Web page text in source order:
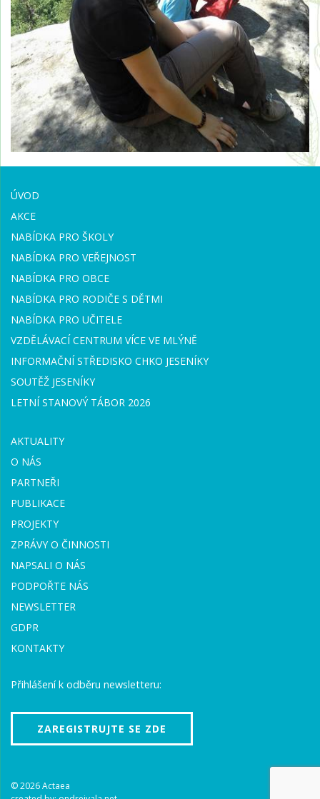
ÚVOD
AKCE
NABÍDKA PRO ŠKOLY
NABÍDKA PRO VEŘEJNOST
NABÍDKA PRO OBCE
NABÍDKA PRO RODIČE S DĚTMI
NABÍDKA PRO UČITELE
VZDĚLÁVACÍ CENTRUM VÍCE VE MLÝNĚ
INFORMAČNÍ STŘEDISKO CHKO JESENÍKY
SOUTĚŽ JESENÍKY
LETNÍ STANOVÝ TÁBOR 2026
AKTUALITY
O NÁS
PARTNEŘI
PUBLIKACE
PROJEKTY
ZPRÁVY O ČINNOSTI
NAPSALI O NÁS
PODPOŘTE NÁS
NEWSLETTER
GDPR
KONTAKTY
Přihlášení k odběru newsletteru:
ZAREGISTRUJTE SE ZDE
© 2026 Actaea